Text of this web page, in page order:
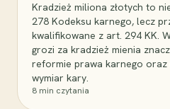
Kradzież miliona złotych to
278 Kodeksu karnego, lecz
kwalifikowane z art. 294 KK.
grozi za kradzież mienia
reformie prawa karnego oraz
wymiar kary.
8 min czytania